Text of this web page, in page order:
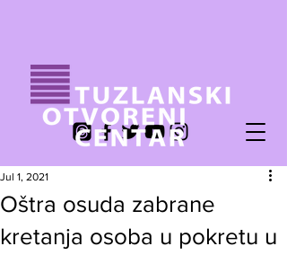
Oštra osuda zabrane
kretanja osoba u pokretu u
Jul 1, 2021